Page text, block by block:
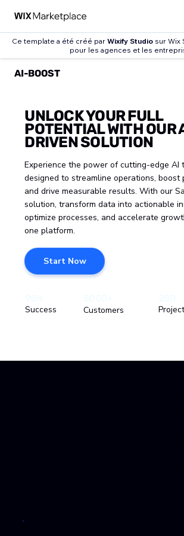
Ce template a été créé par Wixify Studio sur Wix
pour les agences et les